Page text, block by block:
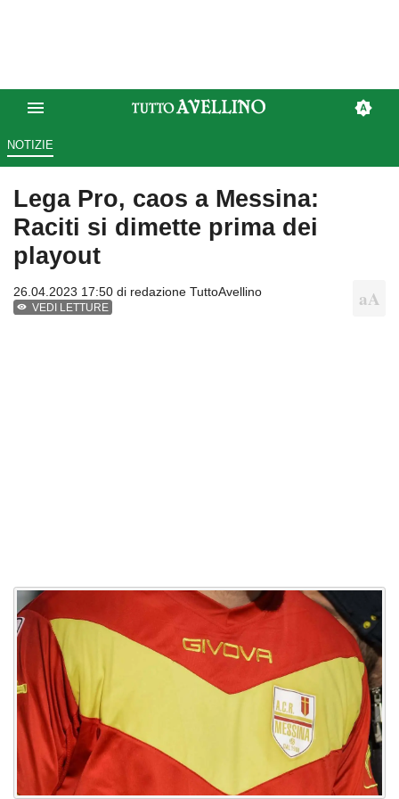
NOTIZIE
Lega Pro, caos a Messina:
Raciti si dimette prima dei
playout
26.04.2023 17:50 di redazione TuttoAvellino
VEDI LETTURE